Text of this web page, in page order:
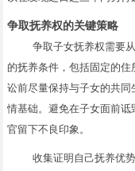
争取抚养权的关键策略
争取子女抚养权需要
的抚养条件，包括固定的
讼前尽量保持与子女的共
情基础。避免在子女面前
官留下不良印象。
收集证明自己抚养优